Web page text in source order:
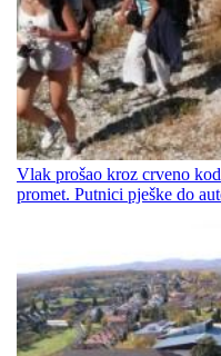
Vlak prošao kroz crveno
promet. Putnici pješke do